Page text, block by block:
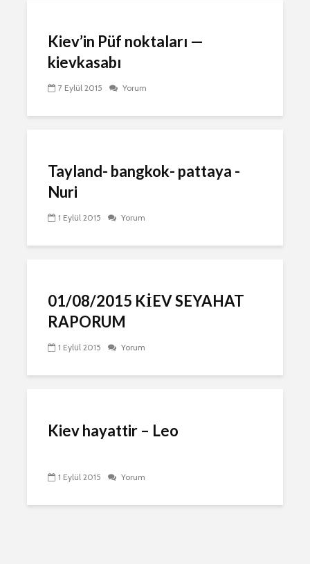
Kiev’in Püf noktaları‏ —
kievkasabı
7 Eylül 2015 Yorum
Tayland- bangkok- pattaya -
Nuri
1 Eylül 2015 Yorum
01/08/2015 KİEV SEYAHAT
RAPORUM
1 Eylül 2015 Yorum
1 Eylül 2015 Yorum